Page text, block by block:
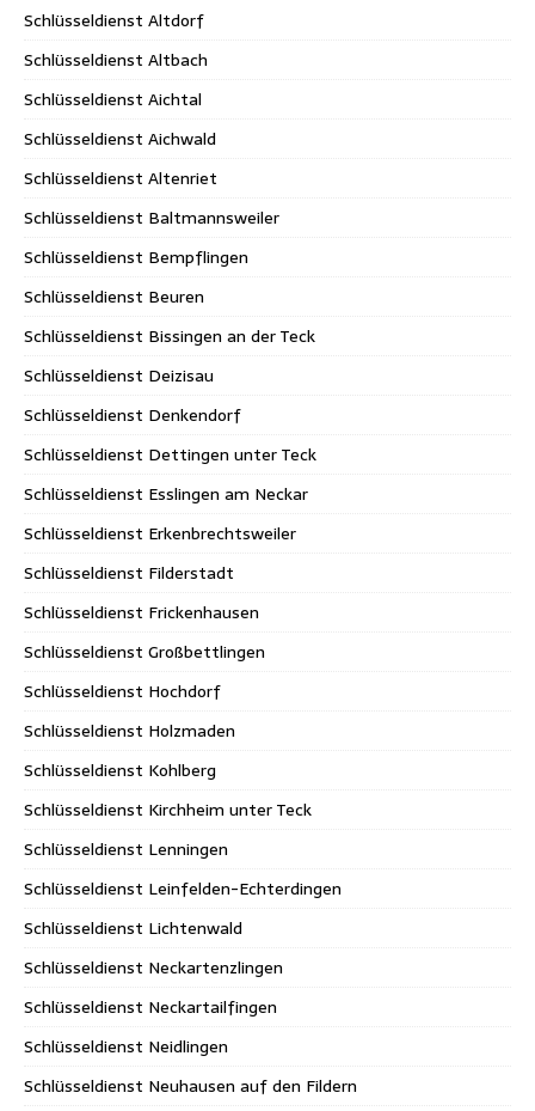
Schlüsseldienst Altdorf
Schlüsseldienst Altbach
Schlüsseldienst Aichtal
Schlüsseldienst Aichwald
Schlüsseldienst Altenriet
Schlüsseldienst Baltmannsweiler
Schlüsseldienst Bempflingen
Schlüsseldienst Beuren
Schlüsseldienst Bissingen an der Teck
Schlüsseldienst Deizisau
Schlüsseldienst Denkendorf
Schlüsseldienst Dettingen unter Teck
Schlüsseldienst Esslingen am Neckar
Schlüsseldienst Erkenbrechtsweiler
Schlüsseldienst Filderstadt
Schlüsseldienst Frickenhausen
Schlüsseldienst Großbettlingen
Schlüsseldienst Hochdorf
Schlüsseldienst Holzmaden
Schlüsseldienst Kohlberg
Schlüsseldienst Kirchheim unter Teck
Schlüsseldienst Lenningen
Schlüsseldienst Leinfelden-Echterdingen
Schlüsseldienst Lichtenwald
Schlüsseldienst Neckartenzlingen
Schlüsseldienst Neckartailfingen
Schlüsseldienst Neidlingen
Schlüsseldienst Neuhausen auf den Fildern